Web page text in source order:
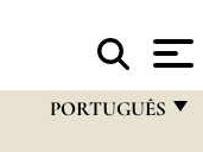
PORTUGUÊS